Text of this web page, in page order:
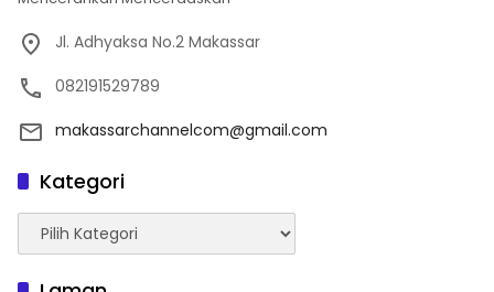
Jl. Adhyaksa No.2 Makassar
082191529789
makassarchannelcom@gmail.com
Kategori
Kategori